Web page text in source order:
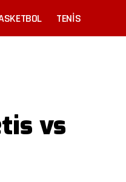
TENIS
vs